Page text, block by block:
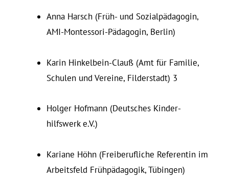
Anna Harsch (Früh- und Sozialpädagogin,
AMI-Montessori-Pädagogin, Berlin)
Karin Hin­kelbein-Clauß (Amt für Fa­milie,
Schulen und Vereine, Fil­der­stadt) 3
Holger Hofmann (Deut­sches Kin­der­
hilfswerk e.V.)
Ka­riane Höhn (Frei­be­ruf­liche Re­fe­rentin im
Ar­beitsfeld Frühpädagogik, Tübingen)